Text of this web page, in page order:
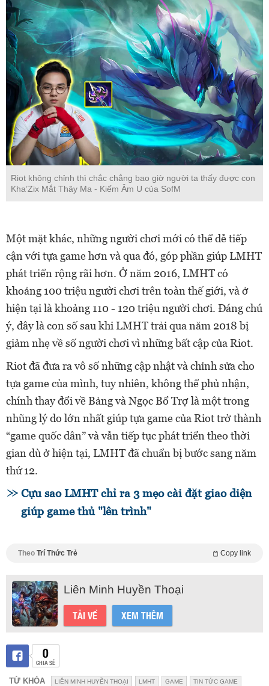
Riot không chỉnh thì chắc chẳng bao giờ người ta thấy được con
Kha’Zix Mắt Thây Ma - Kiếm Âm U của SofM
Một mặt khác, những người chơi mới có thể dễ tiếp
cận với tựa game hơn và qua đó, góp phần giúp LMHT
phát triển rộng rãi hơn. Ở năm 2016, LMHT có
khoảng 100 triệu người chơi trên toàn thế giới, và ở
hiện tại là khoảng 110 - 120 triệu người chơi. Đáng chú
ý, đây là con số sau khi LMHT trải qua năm 2018 bị
giảm nhẹ về số người chơi vì những bất cập của Riot.
Riot đã đưa ra vô số những cập nhật và chỉnh sửa cho
tựa game của mình, tuy nhiên, không thể phủ nhận,
chính thay đổi về Bảng và Ngọc Bổ Trợ là một trong
nhũng lý do lớn nhất giúp tựa game của Riot trở thành
“game quốc dân” và vẫn tiếp tục phát triển theo thời
gian dù ở hiện tại, LMHT đã chuẩn bị bước sang năm
thứ 12.
Cựu sao LMHT chỉ ra 3 mẹo cài đặt giao diện
giúp game thủ "lên trình"
Theo Trí Thức Trẻ Copy link
Liên Minh Huyền Thoại
TẢI VỀ XEM THÊM
0
CHIA SẺ
TỪ KHÓA LIÊN MINH HUYỀN THOẠI LMHT GAME TIN TỨC GAME